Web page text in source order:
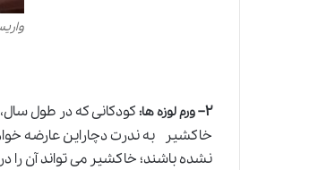
۲–ورم لوزه ها: کودکانی که در طول
خاکشیر به ندرت دچاراین عارضه
نشده باشند؛ خاکشیر می تواند آن را